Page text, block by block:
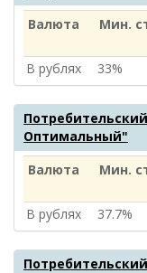
Валюта
Мин.
В рублях
33%
Оптимальный"
Валюта
Мин.
В рублях
37.7%